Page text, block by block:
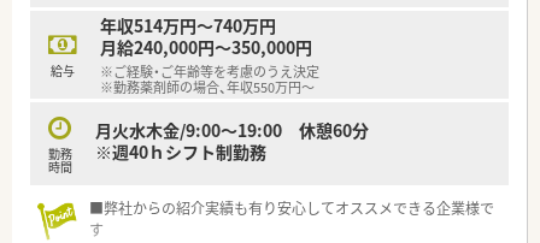
給与
年収514万円～740万円
月給240,000円～350,000円
※ご経験・ご年齢等を考慮のうえ決定
※勤務薬剤師の場合、年収550万円～
勤務
時間
月火水木金/9:00～19:00 休憩60分
※週40ｈシフト制勤務
■弊社からの紹介実績も有り安心してオススメできる企業様で
す